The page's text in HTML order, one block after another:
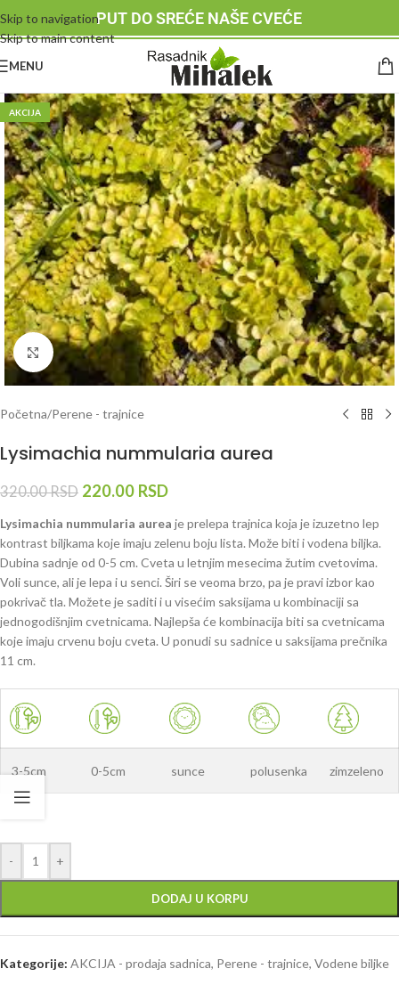
Skip to navigation
Skip to main content
PUT DO SREĆE NAŠE CVEĆE
MENU
AKCIJA
Klknite da uvećate
Početna/Perene - trajnice
Lysimachia nummularia aurea
320.00RSD 220.00 RSD
Lysimachia nummularia aurea je prelepa trajnica koja je izuzetno lep
kontrast biljkama koje imaju zelenu boju lista. Može biti i vodena biljka.
Dubina sadnje od 0-5 cm. Cveta u letnjim mesecima žutim cvetovima.
Voli sunce, ali je lepa i u senci. Širi se veoma brzo, pa je pravi izbor kao
pokrivač tla. Možete je saditi i u visećim saksijama u kombinaciji sa
jednogodišnjim cvetnicama. Najlepša će kombinacija biti sa cvetnicama
koje imaju crvenu boju cveta. U ponudi su sadnice u saksijama prečnika
11 cm.
3-5cm 0-5cm sunce polusenka zimzeleno
- +
DODAJ U KORPU
Kategorije: AKCIJA - prodaja sadnica, Perene - trajnice, Vodene biljke